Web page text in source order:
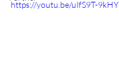
https://youtu.be/uIfS9T-9kHY